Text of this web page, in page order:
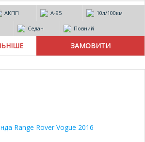
АКПП А-95 10л/100км
Седан Повний